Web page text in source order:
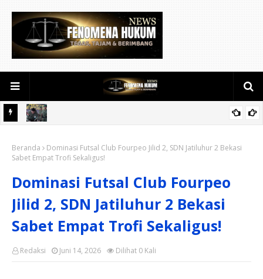
Yonif TP 952/Imam Bulqin, Perkuat Pembangunan Satuan
Beranda
Dominasi Futsal Club Fourpeo Jilid 2, SDN Jatiluhur 2 Bekasi
Sabet Empat Trofi Sekaligus!
Dominasi Futsal Club Fourpeo
Jilid 2, SDN Jatiluhur 2 Bekasi
Sabet Empat Trofi Sekaligus!
Redaksi Dilihat 0 Kali
Juni 14, 2026